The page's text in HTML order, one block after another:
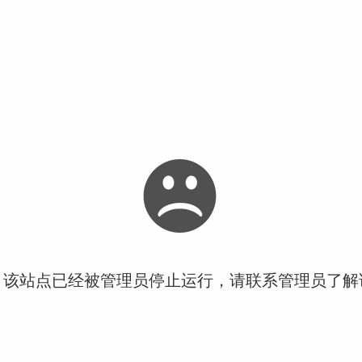
站点已经被管理员停止运行，请联系管理员了